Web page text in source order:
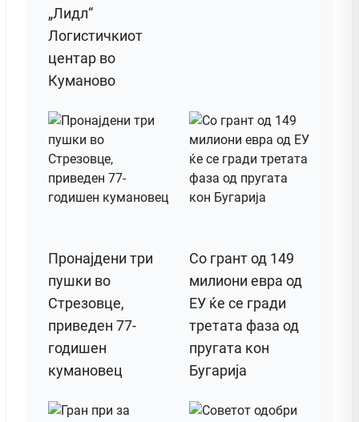
„Лидл“
Логистичкиот
центар во
Куманово
Пронајдени три
пушки во
Стрезовце,
приведен 77-
годишен
кумановец
Со грант од 149
милиони евра од
ЕУ ќе се гради
третата фаза од
пругата кон
Бугарија